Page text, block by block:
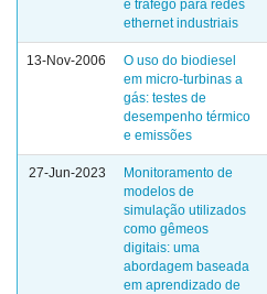
e tráfego para redes
ethernet industriais
13-Nov-2006
O uso do biodiesel
em micro-turbinas a
gás: testes de
desempenho térmico
e emissões
27-Jun-2023
Monitoramento de
modelos de
simulação utilizados
como gêmeos
digitais: uma
abordagem baseada
em aprendizado de